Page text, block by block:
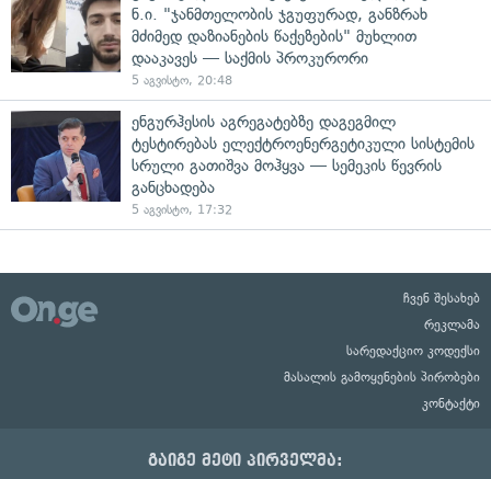
ნ.ი. "ჯანმთელობის ჯგუფურად, განზრახ
მძიმედ დაზიანების წაქეზების" მუხლით
დააკავეს — საქმის პროკურორი
5 აგვისტო, 20:48
ენგურჰესის აგრეგატებზე დაგეგმილ
ტესტირებას ელექტროენერგეტიკული სისტემის
სრული გათიშვა მოჰყვა — სემეკის წევრის
განცხადება
5 აგვისტო, 17:32
ჩვენ შესახებ
რეკლამა
სარედაქციო კოდექსი
მასალის გამოყენების პირობები
კონტაქტი
გაიგე მეტი პირველმა: